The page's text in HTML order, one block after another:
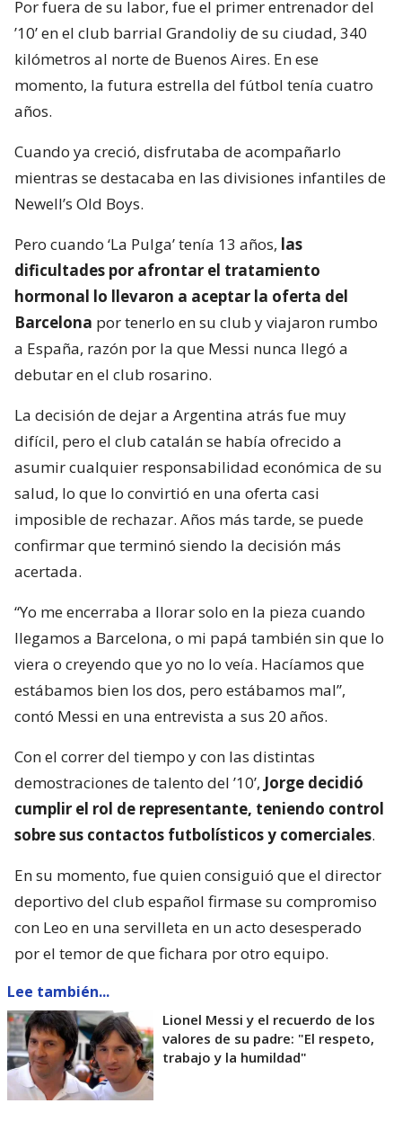
Por fuera de su labor, fue el primer entrenador del
’10’ en el club barrial Grandoliy de su ciudad, 340
kilómetros al norte de Buenos Aires. En ese
momento, la futura estrella del fútbol tenía cuatro
años.
Cuando ya creció, disfrutaba de acompañarlo
mientras se destacaba en las divisiones infantiles de
Newell’s Old Boys.
Pero cuando ‘La Pulga’ tenía 13 años, las
dificultades por afrontar el tratamiento
hormonal lo llevaron a aceptar la oferta del
Barcelona por tenerlo en su club y viajaron rumbo
a España, razón por la que Messi nunca llegó a
debutar en el club rosarino.
La decisión de dejar a Argentina atrás fue muy
difícil, pero el club catalán se había ofrecido a
asumir cualquier responsabilidad económica de su
salud, lo que lo convirtió en una oferta casi
imposible de rechazar. Años más tarde, se puede
confirmar que terminó siendo la decisión más
acertada.
“Yo me encerraba a llorar solo en la pieza cuando
llegamos a Barcelona, o mi papá también sin que lo
viera o creyendo que yo no lo veía. Hacíamos que
estábamos bien los dos, pero estábamos mal”,
contó Messi en una entrevista a sus 20 años.
Con el correr del tiempo y con las distintas
demostraciones de talento del ’10’, Jorge decidió
cumplir el rol de representante, teniendo control
sobre sus contactos futbolísticos y comerciales.
En su momento, fue quien consiguió que el director
deportivo del club español firmase su compromiso
con Leo en una servilleta en un acto desesperado
por el temor de que fichara por otro equipo.
Lee también...
Lionel Messi y el recuerdo de los
valores de su padre: "El respeto,
trabajo y la humildad"